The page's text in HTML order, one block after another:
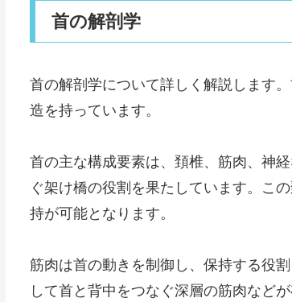
首の解剖学
首の解剖学について詳しく解説します
造を持っています。
首の主な構成要素は、頚椎、筋肉、神
ぐ架け橋の役割を果たしています。こ
持が可能となります。
筋肉は首の動きを制御し、保持する役
して首と背中をつなぐ深層の筋肉など